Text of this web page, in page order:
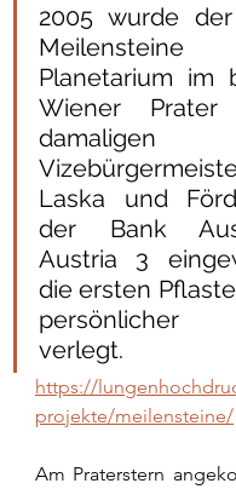
2005 wurde
Planetarium im
Wiener
damaligen
Laska und
der Bank
Austria 3
die ersten
persönlicher
verlegt.
https://
projekte/meilensteine/
Am Praterstern